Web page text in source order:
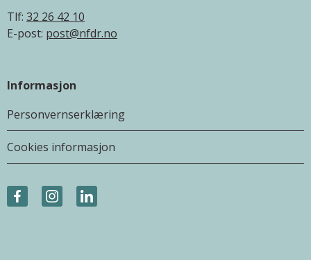
Tlf: 32 26 42 10
E-post: post@nfdr.no
Informasjon
Personvernserklæring
Cookies informasjon